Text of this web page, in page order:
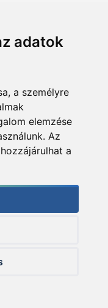
adatok
a személyre
elemzése
Az
a
az ízesített